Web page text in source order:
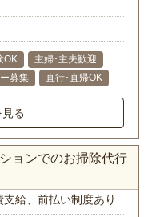
OK
主婦･主夫歓迎
募集 直行･直帰OK
る
ョンでのお掃除代行
支給、前払い制度あり